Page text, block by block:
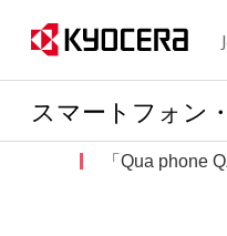
スマートフォン
「Qua phone